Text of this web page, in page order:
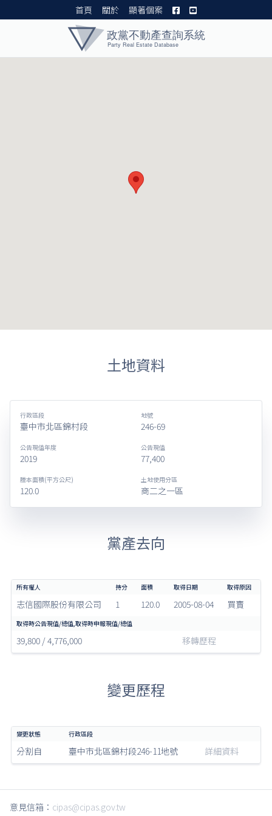
首頁 關於 顯著個案
土地資料
行政區段
臺中市北區錦村段
地號
246-69
公告現值年度
2019
公告現值
77,400
謄本面積(平方公尺)
120.0
土地使用分區
商二之一區
黨產去向
志信國際股份有限公司 1 120.0 2005-08-04 買賣
39,800 / 4,776,000 移轉歷程
變更歷程
分割自 臺中市北區錦村段246-11地號 詳細資料
意見信箱： cipas@cipas.gov.tw